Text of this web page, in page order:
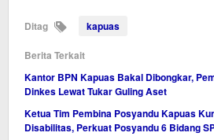
Ditag kapuas
Berita Terkait
Kantor BPN Kapuas Bakal Dibongkar,
Dinkes Lewat Tukar Guling Aset
Ketua Tim Pembina Posyandu Kapuas
Disabilitas, Perkuat Posyandu 6 Bidang